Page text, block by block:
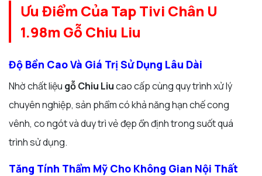
Ưu Điểm Của Tap Tivi Chân U
1.98m Gỗ Chiu Liu
Độ Bền Cao Và Giá Trị Sử Dụng Lâu Dài
Nhờ chất liệu gỗ Chiu Liucao cấp cùng quy trình xử lý
chuyên nghiệp, sản phẩm có khả năng hạn chế cong
vênh, co ngót và duy trì vẻ đẹp ổn định trong suốt quá
trình sử dụng.
Tăng Tính Thẩm Mỹ Cho Không Gian Nội Thất